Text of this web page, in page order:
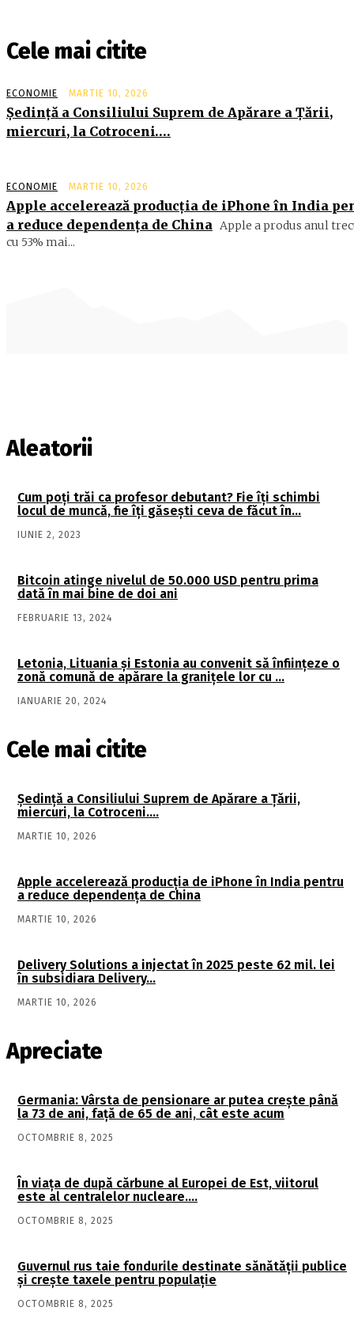
Cele mai citite
ECONOMIE MARTIE 10, 2026
Şedinţă a Consiliului Suprem de Apărare a Ţării,
miercuri, la Cotroceni….
ECONOMIE MARTIE 10, 2026
Apple accelerează producția de iPhone în India
a reduce dependența de China Apple a produs anul
cu 53% mai...
Aleatorii
Cum poţi trăi ca profesor debutant? Fie îţi schimbi
locul de muncă, fie îţi găseşti ceva de făcut în…
IUNIE 2, 2023
Bitcoin atinge nivelul de 50.000 USD pentru prima
dată în mai bine de doi ani
FEBRUARIE 13, 2024
Letonia, Lituania și Estonia au convenit să înființeze o
zonă comună de apărare la granițele lor cu …
IANUARIE 20, 2024
Cele mai citite
Şedinţă a Consiliului Suprem de Apărare a Ţării,
miercuri, la Cotroceni….
MARTIE 10, 2026
Apple accelerează producția de iPhone în India pentru
a reduce dependența de China
MARTIE 10, 2026
Delivery Solutions a injectat în 2025 peste 62 mil. lei
în subsidiara Delivery…
MARTIE 10, 2026
Apreciate
Germania: Vârsta de pensionare ar putea crește până
la 73 de ani, față de 65 de ani, cât este acum
OCTOMBRIE 8, 2025
În viaţa de după cărbune al Europei de Est, viitorul
este al centralelor nucleare….
OCTOMBRIE 8, 2025
Guvernul rus taie fondurile destinate sănătății publice
și crește taxele pentru populație
OCTOMBRIE 8, 2025